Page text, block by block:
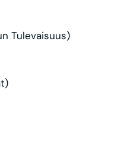
Tulevaisuus)